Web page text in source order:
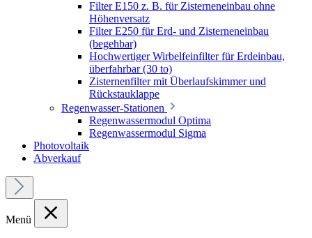
Filter E150 z. B. für Zisterneneinbau ohne
Höhenversatz
Filter E250 für Erd- und Zisterneneinbau
(begehbar)
Hochwertiger Wirbelfeinfilter für Erdeinbau,
überfahrbar (30 to)
Zisternenfilter mit Überlaufskimmer und
Rückstauklappe
Regenwasser-Stationen
Regenwassermodul Optima
Regenwassermodul Sigma
Photovoltaik
Abverkauf
Menü